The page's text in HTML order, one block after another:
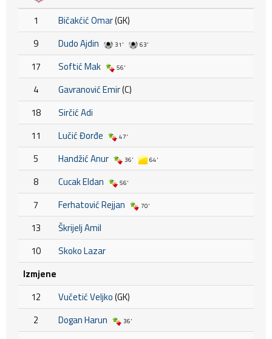
1 Bičakćić Omar(GK)
9
Dudo Ajdin 31' 63'
17 Softić Mak 56'
4 Gavranović Emir(C)
18
Sirčić Adi
11
Lučić Đorđe 47'
5 Handžić Anur 36' 64'
8 Cucak Eldan 56'
7 Ferhatović Rejjan 70'
13
Škrijelj Amil
10
Skoko Lazar
Izmjene
12
Vučetić Veljko(GK)
2
Dogan Harun 36'